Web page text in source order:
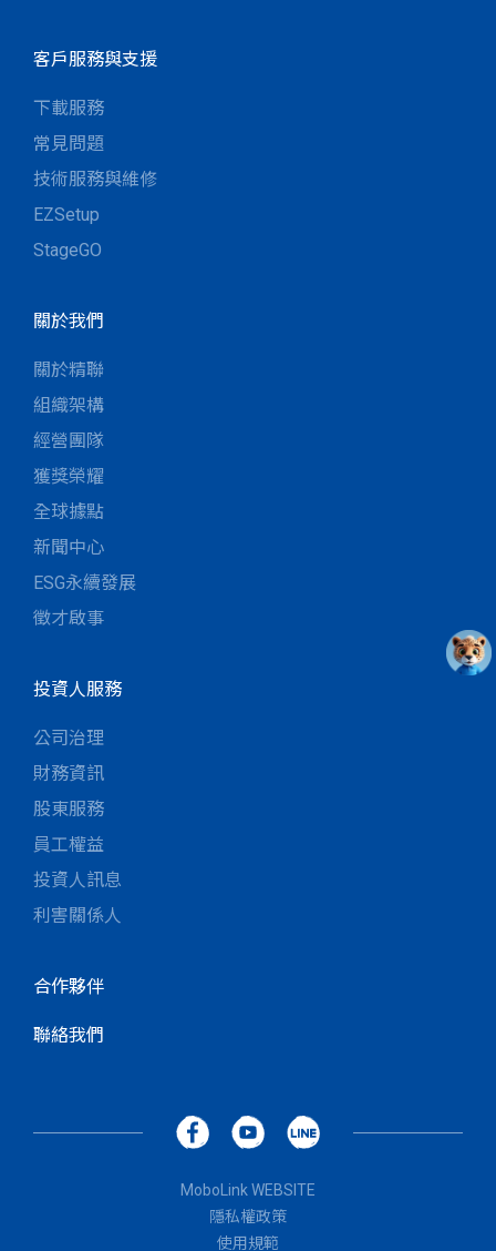
客戶服務與支援
下載服務
常見問題
技術服務與維修
EZSetup
StageGO
關於我們
關於精聯
組織架構
經營團隊
獲獎榮耀
全球據點
新聞中心
ESG永續發展
徵才啟事
投資人服務
公司治理
財務資訊
股東服務
員工權益
投資人訊息
利害關係人
合作夥伴
聯絡我們
MoboLink WEBSITE
隱私權政策
使用規範